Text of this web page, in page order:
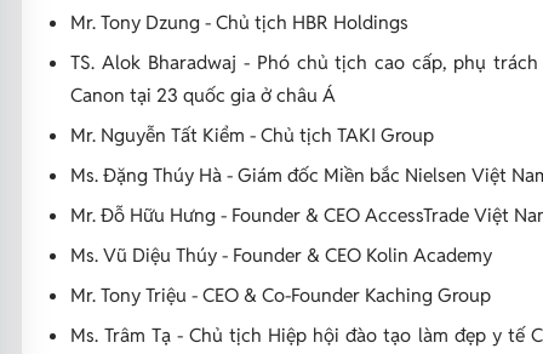
Mr. Tony Dzung - Chủ tịch HBR Holdings
TS. Alok Bharadwaj - Phó chủ tịch cao cấp, phụ
Canon tại 23 quốc gia ở châu Á
Mr. Nguyễn Tất Kiểm - Chủ tịch TAKI Group
Ms. Đặng Thúy Hà - Giám đốc Miền bắc Nielsen Việt
Mr. Đỗ Hữu Hưng - Founder & CEO AccessTrade Việt
Ms. Vũ Diệu Thúy - Founder & CEO Kolin Academy
Mr. Tony Triệu - CEO & Co-Founder Kaching Group
Ms. Trâm Tạ - Chủ tịch Hiệp hội đào tạo làm đẹp y tế